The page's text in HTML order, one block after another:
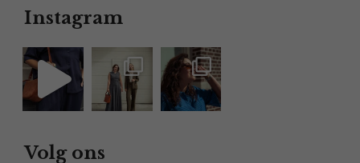
Instagram
Volg ons